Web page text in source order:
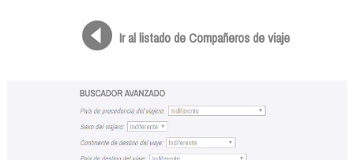
Ir al listado de Compañeros de viaje